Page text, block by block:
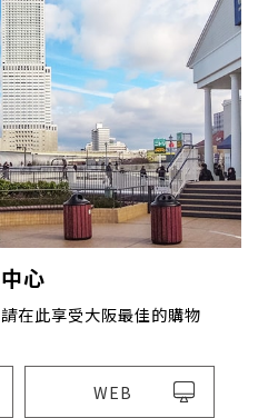
心
在此享受大阪最佳的購物
WEB